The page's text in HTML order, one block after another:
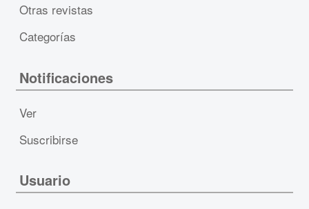
Otras revistas
Categorías
Notificaciones
Ver
Suscribirse
Usuario